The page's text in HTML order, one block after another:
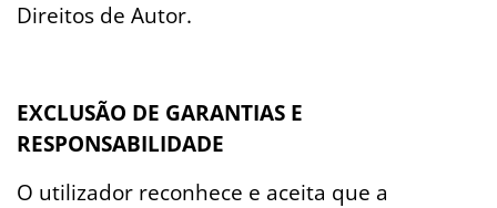
Direitos de Autor.
EXCLUSÃO DE GARANTIAS E
RESPONSABILIDADE
O utilizador reconhece e aceita que a